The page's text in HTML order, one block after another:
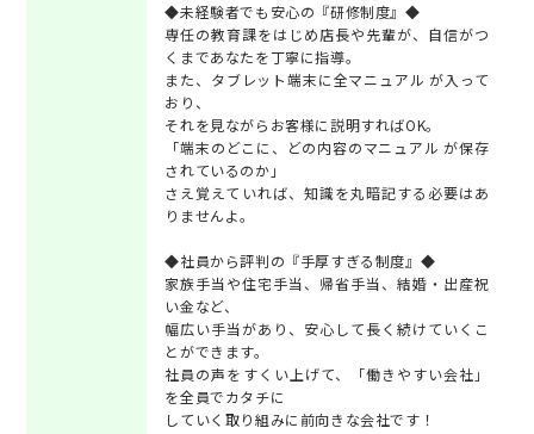
◆未経験者でも安心の『研修制度』◆
専任の教育課をはじめ店長や先輩が、自信がつ
くまであなたを丁寧に指導。
また、タブレット端末に全マニュアル が入って
おり、
それを見ながらお客様に説明すればOK。
「端末のどこに、どの内容のマニュアル が保存
されているのか」
さえ覚えていれば、知識を丸暗記する必要はあ
りませんよ。
◆社員から評判の『手厚すぎる制度』◆
家族手当や住宅手当、帰省手当、結婚・出産祝
い金など、
幅広い手当があり、安心して長く続けていくこ
とができます。
社員の声をすくい上げて、「働きやすい会社」
を全員でカタチに
していく取り組みに前向きな会社です！